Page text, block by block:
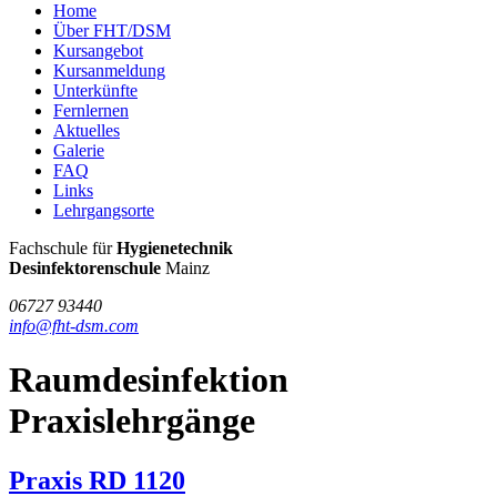
Hauptmenü
Home
Über FHT/DSM
Kursangebot
Kursanmeldung
Unterkünfte
Fernlernen
Aktuelles
Galerie
FAQ
Links
Lehrgangsorte
FHT
/
Fachschule fürHygienetechnik
Desinfektorenschule Mainz
06727 93440
info@fht-dsm.com
Raumdesinfektion
Praxislehrgänge
Praxis RD 1120